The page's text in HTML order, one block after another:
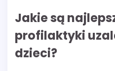
Jakie są
profilaktyki
dzieci?